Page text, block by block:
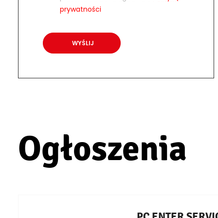
prywatności
Ogłoszenia